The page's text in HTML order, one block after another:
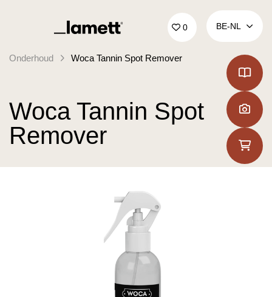
Terug naar home 0 BE‑NL
Onderhoud Woca Tannin Spot Remover
Woca Tannin Spot
Remover